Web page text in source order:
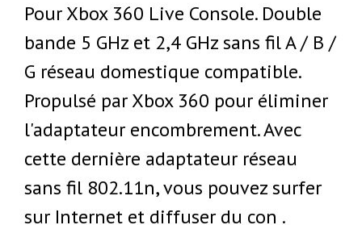
Pour Xbox 360 Live Console. Double
bande 5 GHz et 2,4 GHz sans fil A / B /
G réseau domestique compatible.
Propulsé par Xbox 360 pour éliminer
l'adaptateur encombrement. Avec
cette dernière adaptateur réseau
sans fil 802.11n, vous pouvez surfer
sur Internet et diffuser du con .